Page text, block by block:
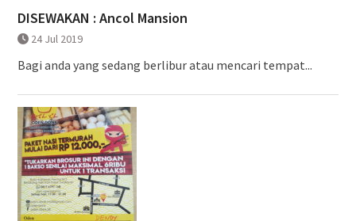
DISEWAKAN : Ancol Mansion
24 Jul 2019
Bagi anda yang sedang berlibur atau mencari tempat...